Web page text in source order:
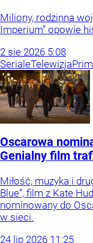
Miliony, rodzinna
Imperium” opowie
2 sie 2026 5:08
SerialeTelewizja
Oscarowa
Genialny film
Miłość, muzyka i
Blue”, film z Kate
nominowany do
w sieci.
24 lip 2026 11:25